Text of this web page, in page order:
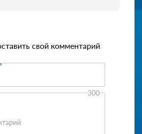
свой комментарий
300